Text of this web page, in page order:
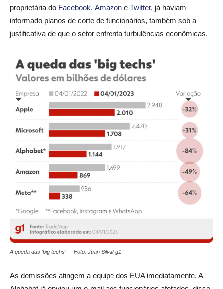
proprietária do Facebook, Amazon e Twitter, já haviam
informado planos de corte de funcionários, também sob a
justificativa de que o setor enfrenta turbulências econômicas.
A queda das ‘big techs’ — Foto: Juan Silva/ g1
As demissões atingem a equipe dos EUA imediatamente. A